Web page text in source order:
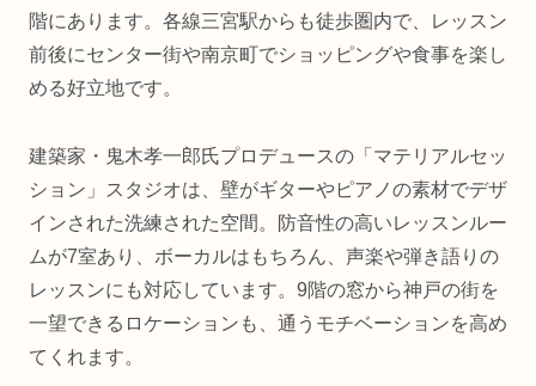
階にあります。各線三宮駅からも徒歩圏内で、レッスン
前後にセンター街や南京町でショッピングや食事を楽し
める好立地です。
建築家・鬼木孝一郎氏プロデュースの「マテリアルセッ
ション」スタジオは、壁がギターやピアノの素材でデザ
インされた洗練された空間。防音性の高いレッスンルー
ムが7室あり、ボーカルはもちろん、声楽や弾き語りの
レッスンにも対応しています。9階の窓から神戸の街を
一望できるロケーションも、通うモチベーションを高め
てくれます。